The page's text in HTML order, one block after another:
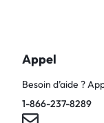
Appel
Besoin d’aide ?
1-866-237-8289